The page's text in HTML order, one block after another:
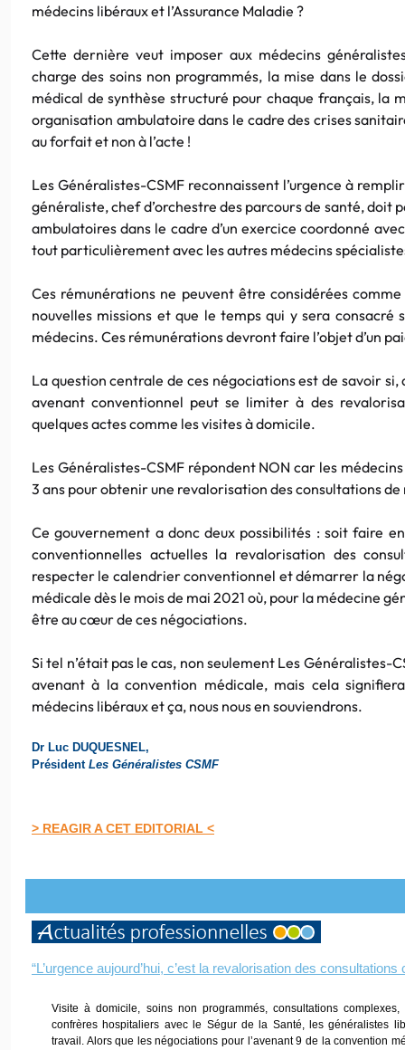
médecins libéraux et l’Assurance Maladie ?
Cette dernière veut imposer aux médecins
charge des soins non programmés, la mise dans le
médical de synthèse structuré pour chaque français, la
organisation ambulatoire dans le cadre des crises
au forfait et non à l’acte !
Les Généralistes-CSMF reconnaissent l’urgence à
généraliste, chef d’orchestre des parcours de santé, doit
ambulatoires dans le cadre d’un exercice coordonné
tout particulièrement avec les autres médecins
Ces rémunérations ne peuvent être considérées comme
nouvelles missions et que le temps qui y sera consacré
médecins. Ces rémunérations devront faire l’objet d’un
La question centrale de ces négociations est de savoir
avenant conventionnel peut se limiter à des
quelques actes comme les visites à domicile.
Les Généralistes-CSMF répondent NON car les
3 ans pour obtenir une revalorisation des consultations
Ce gouvernement a donc deux possibilités : soit faire
conventionnelles actuelles la revalorisation des
respecter le calendrier conventionnel et démarrer la
médicale dès le mois de mai 2021 où, pour la médecine
être au cœur de ces négociations.
Si tel n’était pas le cas, non seulement Les Généralistes-
avenant à la convention médicale, mais cela
médecins libéraux et ça, nous nous en souviendrons.
Dr Luc DUQUESNEL,
Président Les Généralistes CSMF
> REAGIR A CET EDITORIAL <
“L’urgence aujourd’hui, c’est la revalorisation des consultations
Visite à domicile, soins non programmés, consultations
confrères hospitaliers avec le Ségur de la Santé, les généralistes
travail. Alors que les négociations pour l’avenant 9 de la convention